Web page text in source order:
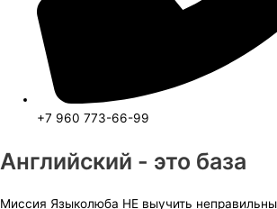
+7 960 773-66-99
Английский - это база
Миссия Языколюба НЕ выучить